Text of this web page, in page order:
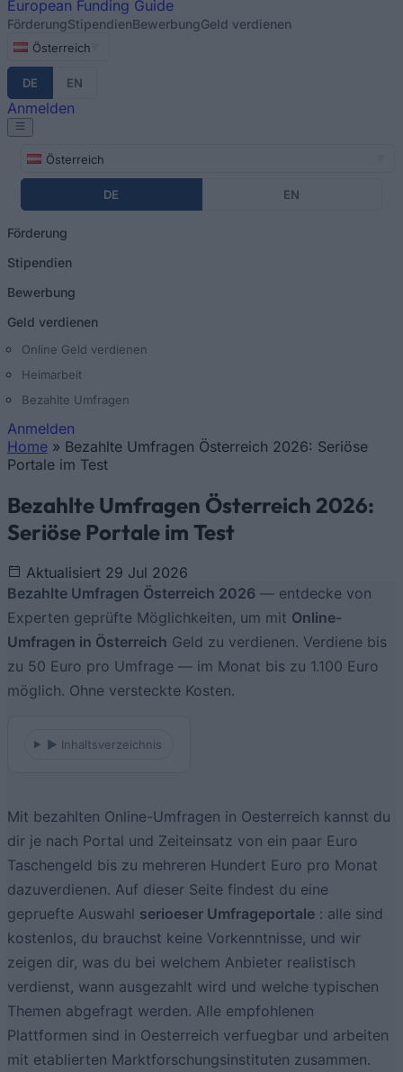
European Funding Guide
FörderungStipendienBewerbungGeld verdienen
Österreich
DE EN
Anmelden
Österreich
DE EN
Förderung
Stipendien
Bewerbung
Geld verdienen
Online Geld verdienen
Heimarbeit
Bezahlte Umfragen
Anmelden
Sie sind hier
Home » Bezahlte Umfragen Österreich 2026: Seriöse
Portale im Test
Bezahlte Umfragen Österreich 2026:
Seriöse Portale im Test
Aktualisiert 29 Jul 2026
Bezahlte Umfragen Österreich 2026 — entdecke von
Experten geprüfte Möglichkeiten, um mit Online-
Umfragen in Österreich Geld zu verdienen. Verdiene bis
zu 50 Euro pro Umfrage — im Monat bis zu 1.100 Euro
möglich. Ohne versteckte Kosten.
► Inhaltsverzeichnis
Mit bezahlten Online-Umfragen in Oesterreich kannst du
dir je nach Portal und Zeiteinsatz von ein paar Euro
Taschengeld bis zu mehreren Hundert Euro pro Monat
dazuverdienen. Auf dieser Seite findest du eine
gepruefte Auswahl serioeser Umfrageportale : alle sind
kostenlos, du brauchst keine Vorkenntnisse, und wir
zeigen dir, was du bei welchem Anbieter realistisch
verdienst, wann ausgezahlt wird und welche typischen
Themen abgefragt werden. Alle empfohlenen
Plattformen sind in Oesterreich verfuegbar und arbeiten
mit etablierten Marktforschungsinstituten zusammen.